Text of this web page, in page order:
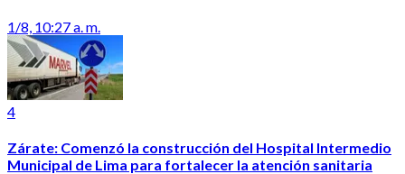
1/8, 10:27 a. m.
4
Zárate: Comenzó la construcción del Hospital Intermedio
Municipal de Lima para fortalecer la atención sanitaria